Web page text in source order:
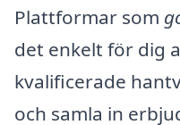
Plattformar som
det enkelt för dig
kvalificerade
och samla in